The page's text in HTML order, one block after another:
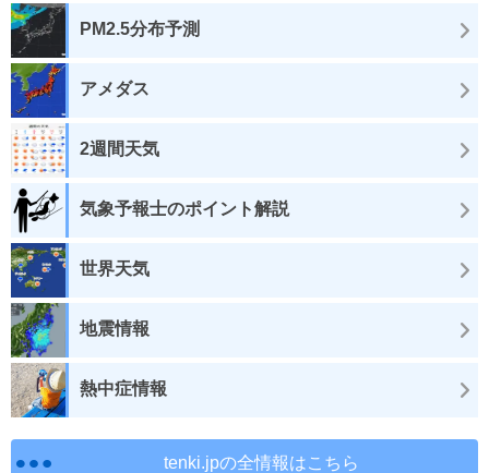
PM2.5分布予測
アメダス
2週間天気
気象予報士のポイント解説
世界天気
地震情報
熱中症情報
tenki.jpの全情報はこちら